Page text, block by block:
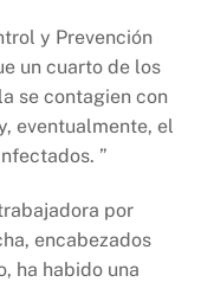
y Prevención
un cuarto de los
se contagien con
eventualmente, el
”
por
encabezados
ha habido una